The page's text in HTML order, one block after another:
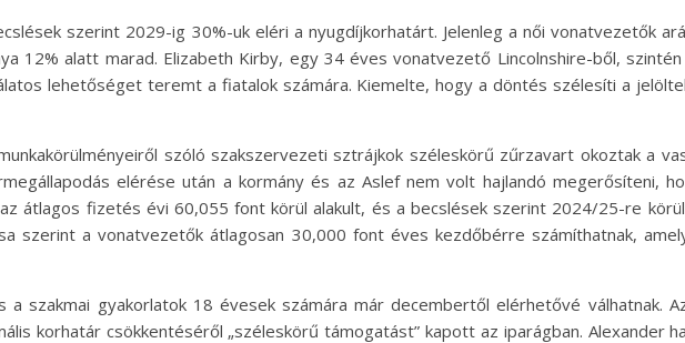
szerint 2029-ig 30%-uk eléri a nyugdíjkorhatárt. Jelenleg a női vonatvezetők
12% alatt marad. Elizabeth Kirby, egy 34 éves vonatvezető Lincolnshire-ből,
lehetőséget teremt a fiatalok számára. Kiemelte, hogy a döntés szélesíti a
szóló szakszervezeti sztrájkok széleskörű zűrzavart okoztak a
elérése után a kormány és az Aslef nem volt hajlandó megerősíteni,
átlagos fizetés évi 60,055 font körül alakult, és a becslések szerint 2024/25-re
szerint a vonatvezetők átlagosan 30,000 font éves kezdőbérre számíthatnak,
a szakmai gyakorlatok 18 évesek számára már decembertől elérhetővé válhatnak.
korhatár csökkentéséről „széleskörű támogatást” kapott az iparágban. Alexander